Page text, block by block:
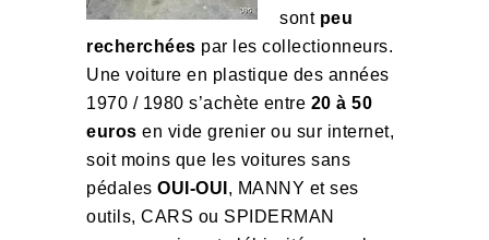
sont peu
recherchées par les collectionneurs.
Une voiture en plastique des années
1970 / 1980 s’achète entre 20 à 50
euros en vide grenier ou sur internet,
soit moins que les voitures sans
pédales OUI-OUI , MANNY et ses
outils, CARS ou SPIDERMAN